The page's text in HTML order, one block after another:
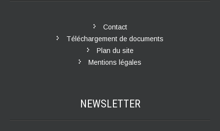
Contact
Téléchargement de documents
Plan du site
Mentions légales
NEWSLETTER